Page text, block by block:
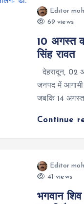
Editor
69 views
10 अगस्त
सिंह रावत
देहरादून, 02
जनपद में आगामी
जबकि 14
Continue
Editor
41 views
भगवान शिव